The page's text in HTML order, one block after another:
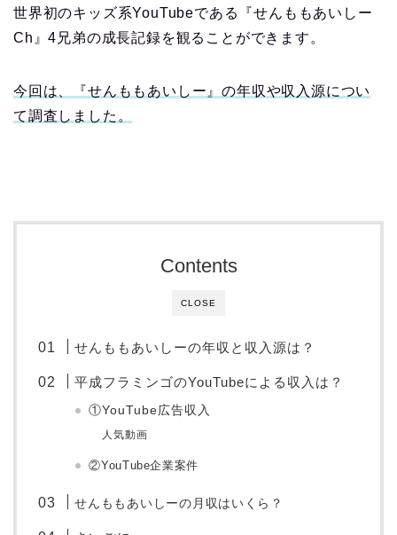
世界初のキッズ系YouTubeである『せんももあいしー
Ch』4兄弟の成長記録を観ることができます。
今回は、『せんももあいしー』の年収や収入源につい
て調査しました。
CLOSE
Contents
せんももあいしーの年収と収入源は？
平成フラミンゴのYouTubeによる収入は？
①YouTube広告収入
人気動画
②YouTube企業案件
せんももあいしーの月収はいくら？